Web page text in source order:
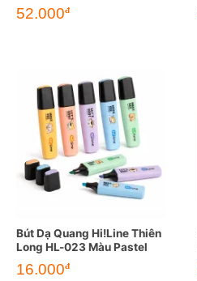
52.000đ
Bút Dạ Quang Hi!Line Thiên
Long HL-023 Màu Pastel
16.000đ